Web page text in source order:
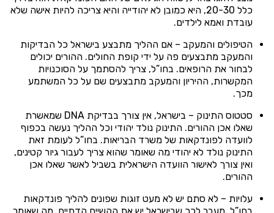
כלל 20-30, היא כמובן לא יהודייה והיא צריכה להיות אישה שלא
עובדת ואמא לילדים.
הטיפולים והמעקב – אם ההליך מתבצע בישראל כל הבדיקות
והמעקב מתבצעים פה על ידי קופת החולים. ההורים יכולים
לבחור את הרופאים. בחו”ל, צריך להסתמך על הסוכנויות
המקשרות, ההיריון והמעקב מתבצעים שם על כל המשתמע
מכך.
סטטוס התינוק – בישראל, אין צורך בבדיקת DNA שמאשרת
שאלו אכן ההורים. התינוק נולד יהודי וכל ההליך נעשה בכפוף
לוועדה לפונדקאות של משרד הבריאות. בחו”ל לעומת זאת
התינוק נולד לא יהודי מה שאומר שהוא צריך לעבור גיור קטינים,
ואין צורך לאישור הוועדה הישראלית בשביל לאשר שאלו אכן
ההורים.
עלויות – לא סתם יש לא מעט זוגות שפונים להליך פונדקאות